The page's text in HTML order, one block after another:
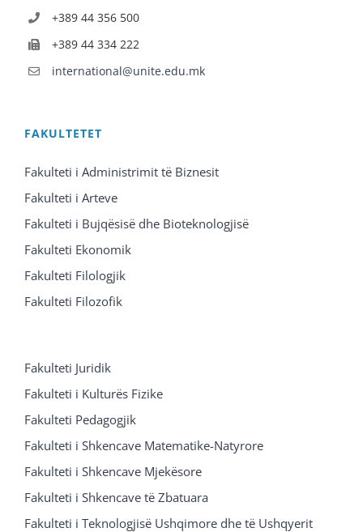
+389 44 356 500
+389 44 334 222
international@unite.edu.mk
FAKULTETET
Fakulteti i Administrimit të Biznesit
Fakulteti i Arteve
Fakulteti i Bujqësisë dhe Bioteknologjisë
Fakulteti Ekonomik
Fakulteti Filologjik
Fakulteti Filozofik
Fakulteti Juridik
Fakulteti i Kulturës Fizike
Fakulteti Pedagogjik
Fakulteti i Shkencave Matematike-Natyrore
Fakulteti i Shkencave Mjekësore
Fakulteti i Shkencave të Zbatuara
Fakulteti i Teknologjisë Ushqimore dhe të Ushqyerit